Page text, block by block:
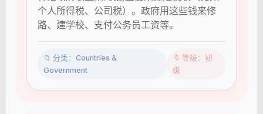
个人所得税、公司税）。政府用这些钱来修
路、建学校、支付公务员工资等。
📁 分类：Countries &
Government
🔖 等级：初
级